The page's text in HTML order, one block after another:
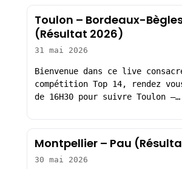
Toulon – Bordeaux-
(Résultat 2026)
31 mai 2026
Bienvenue dans ce live
compétition Top 14, rendez
de 16H30 pour suivre Toulon –…
Montpellier – Pau
30 mai 2026